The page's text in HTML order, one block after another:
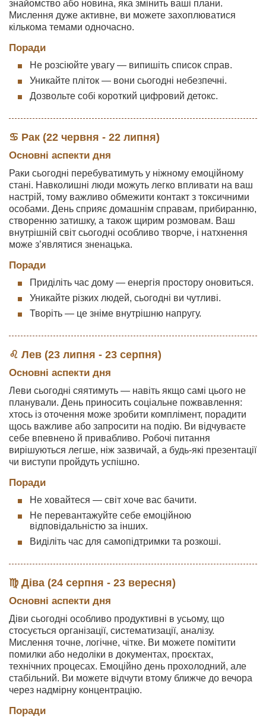
знайомство або новина, яка змінить ваші плани.
Мислення дуже активне, ви можете захоплюватися
кількома темами одночасно.
Поради
Не розсіюйте увагу — випишіть список справ.
Уникайте пліток — вони сьогодні небезпечні.
Дозвольте собі короткий цифровий детокс.
♋ Рак (22 червня - 22 липня)
Основні аспекти дня
Раки сьогодні перебуватимуть у ніжному емоційному
стані. Навколишні люди можуть легко впливати на ваш
настрій, тому важливо обмежити контакт з токсичними
особами. День сприяє домашнім справам, прибиранню,
створенню затишку, а також щирим розмовам. Ваш
внутрішній світ сьогодні особливо творче, і натхнення
може з’являтися зненацька.
Поради
Приділіть час дому — енергія простору оновиться.
Уникайте різких людей, сьогодні ви чутливі.
Творіть — це зніме внутрішню напругу.
♌ Лев (23 липня - 23 серпня)
Основні аспекти дня
Леви сьогодні сяятимуть — навіть якщо самі цього не
планували. День приносить соціальне пожвавлення:
хтось із оточення може зробити комплімент, порадити
щось важливе або запросити на подію. Ви відчуваєте
себе впевнено й привабливо. Робочі питання
вирішуються легше, ніж зазвичай, а будь-які презентації
чи виступи пройдуть успішно.
Поради
Не ховайтеся — світ хоче вас бачити.
Не перевантажуйте себе емоційною
відповідальністю за інших.
Виділіть час для самопідтримки та розкоші.
♍ Діва (24 серпня - 23 вересня)
Основні аспекти дня
Діви сьогодні особливо продуктивні в усьому, що
стосується організації, систематизації, аналізу.
Мислення точне, логічне, чітке. Ви можете помітити
помилки або недоліки в документах, проєктах,
технічних процесах. Емоційно день прохолодний, але
стабільний. Ви можете відчути втому ближче до вечора
через надмірну концентрацію.
Поради